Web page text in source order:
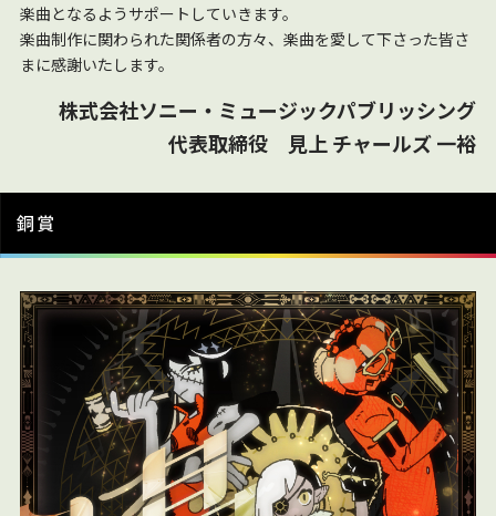
楽曲となるようサポートしていきます。
楽曲制作に関わられた関係者の方々、楽曲を愛して下さった皆さ
まに感謝いたします。
株式会社ソニー・ミュージックパブリッシング
代表取締役 見上 チャールズ 一裕
銅賞